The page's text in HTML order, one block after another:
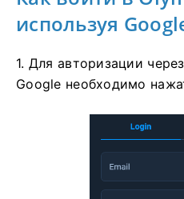
используя
1. Для авторизации
Google необходимо